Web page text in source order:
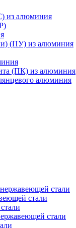
из алюминия
(ПУ) из алюминия
(ПК) из алюминия
алюминия
стали
стали
стали